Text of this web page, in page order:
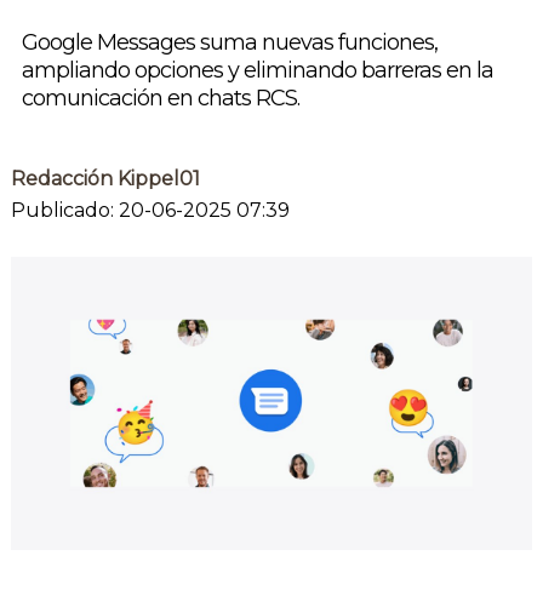
Google Messages suma nuevas funciones,
ampliando opciones y eliminando barreras en la
comunicación en chats RCS.
Redacción Kippel01
Publicado: 20-06-2025 07:39